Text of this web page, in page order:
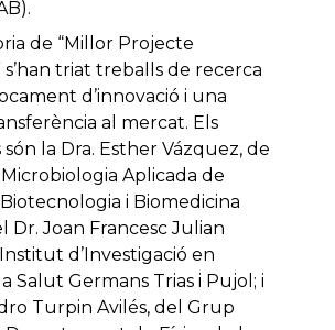
de “Millor Projecte
s’han triat treballs de recerca
d’innovació i una
al mercat. Els
la Dra. Esther Vázquez, de
Aplicada de
i Biomedicina
Dr. Joan Francesc Julian
d’Investigació en
Salut Germans Trias i Pujol; i
Turpin Avilés, del Grup